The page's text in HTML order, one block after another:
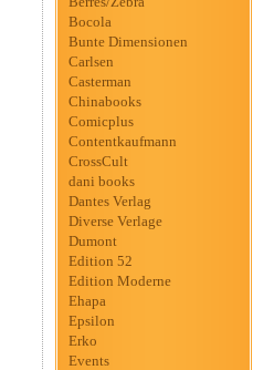
Bocola
Bunte Dimensionen
Carlsen
Casterman
Chinabooks
Comicplus
Contentkaufmann
CrossCult
dani books
Dantes Verlag
Diverse Verlage
Dumont
Edition 52
Edition Moderne
Ehapa
Epsilon
Erko
Events